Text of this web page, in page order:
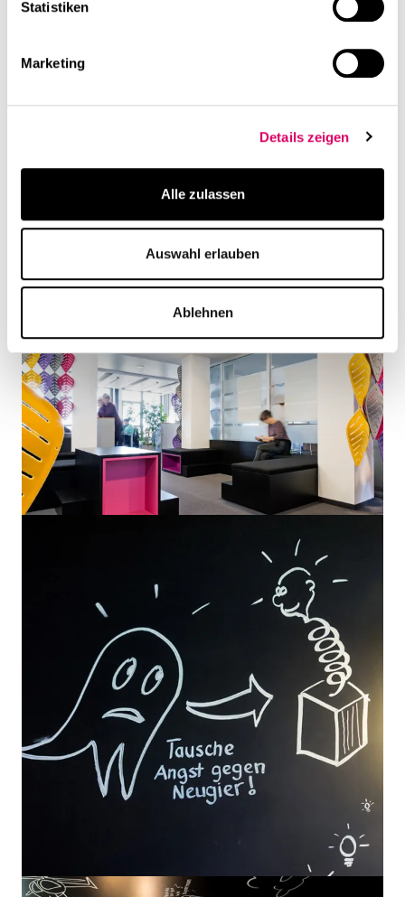
Statistiken
Marketing
Details zeigen
Alle zulassen
Auswahl erlauben
Ablehnen